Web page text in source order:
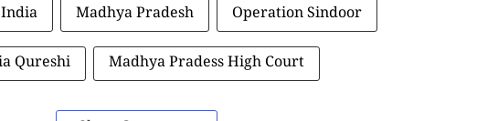
Madhya Pradesh Operation Sindoor
Qureshi Madhya Pradess High Court